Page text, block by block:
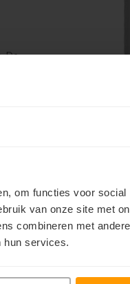
om functies voor
van onze site met
combineren met
hun services.
De
te woord!